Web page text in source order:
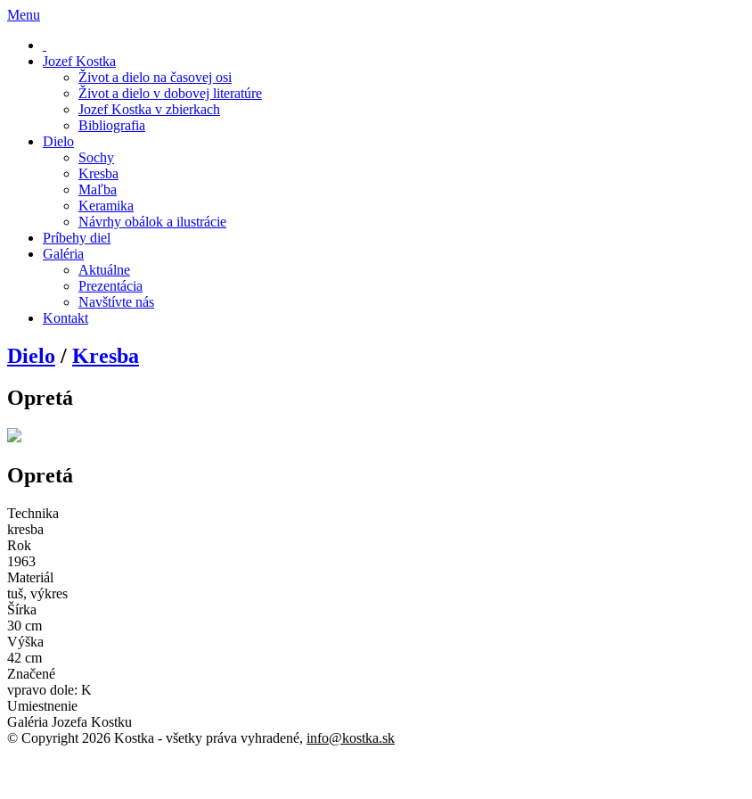
Menu
Jozef Kostka
Život a dielo na časovej osi
Život a dielo v dobovej literatúre
Jozef Kostka v zbierkach
Bibliografia
Dielo
Sochy
Kresba
Maľba
Keramika
Návrhy obálok a ilustrácie
Príbehy diel
Galéria
Aktuálne
Prezentácia
Navštívte nás
Kontakt
Dielo / Kresba
Opretá
Opretá
Technika
kresba
Rok
1963
Materiál
tuš, výkres
Šírka
30 cm
Výška
42 cm
Značené
vpravo dole: K
Umiestnenie
Galéria Jozefa Kostku
© Copyright 2026 Kostka - všetky práva vyhradené, info@kostka.sk